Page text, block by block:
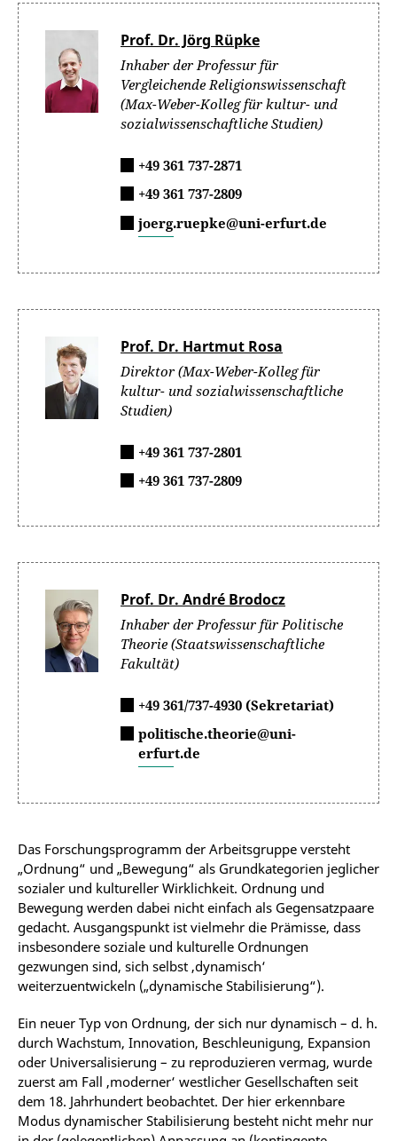
Prof. Dr. Jörg Rüpke
Inhaber der Professur für
Vergleichende Religionswissenschaft
(Max-Weber-Kolleg für kultur- und
sozialwissenschaftliche Studien)
+49 361 737-2871
+49 361 737-2809
joerg.ruepke@uni-erfurt.de
Prof. Dr. Hartmut Rosa
Direktor (Max-Weber-Kolleg für
kultur- und sozialwissenschaftliche
Studien)
+49 361 737-2801
+49 361 737-2809
Prof. Dr. André Brodocz
Inhaber der Professur für Politische
Theorie (Staatswissenschaftliche
Fakultät)
+49 361/737-4930 (Sekretariat)
politische.theorie@uni-
erfurt.de
Das Forschungsprogramm der Arbeitsgruppe versteht
„Ordnung“ und „Bewegung“ als Grundkategorien jeglicher
sozialer und kultureller Wirklichkeit. Ordnung und
Bewegung werden dabei nicht einfach als Gegensatzpaare
gedacht. Ausgangspunkt ist vielmehr die Prämisse, dass
insbesondere soziale und kulturelle Ordnungen
gezwungen sind, sich selbst ‚dynamisch‘
weiterzuentwickeln („dynamische Stabilisierung“).
Ein neuer Typ von Ordnung, der sich nur dynamisch – d. h.
durch Wachstum, Innovation, Beschleunigung, Expansion
oder Universalisierung – zu reproduzieren vermag, wurde
zuerst am Fall ‚moderner‘ westlicher Gesellschaften seit
dem 18. Jahrhundert beobachtet. Der hier erkennbare
Modus dynamischer Stabilisierung besteht nicht mehr nur